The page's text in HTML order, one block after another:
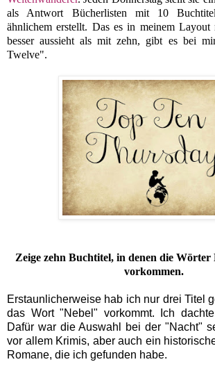
als Antwort Bücherlisten mit 10
ähnlichem erstellt. Das es in meinem
besser aussieht als mit zehn, gibt es bei
Twelve".
Zeige zehn Buchtitel, in denen die Wörter
vorkommen.
Erstaunlicherweise hab ich nur drei Titel
das Wort "Nebel" vorkommt. Ich
Dafür war die Auswahl bei der "Nacht"
vor allem Krimis, aber auch ein
Romane, die ich gefunden habe.